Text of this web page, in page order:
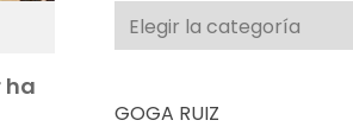
ha
Categorías
GOGA RUIZ